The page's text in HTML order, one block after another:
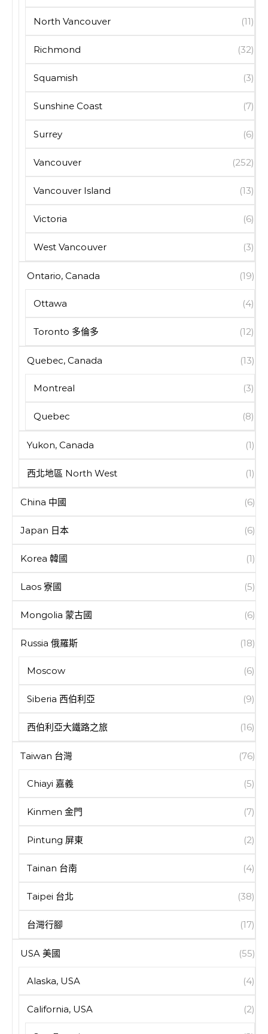
North Vancouver (11)
Richmond (32)
Squamish (3)
Sunshine Coast (7)
Surrey (6)
Vancouver (252)
Vancouver Island (13)
Victoria (6)
West Vancouver (3)
Ontario, Canada (19)
Ottawa (4)
Toronto 多倫多 (12)
Quebec, Canada (13)
Montreal (3)
Quebec (8)
Yukon, Canada (1)
西北地區 North West (1)
China 中國 (6)
Japan 日本 (6)
Korea 韓國 (1)
Laos 寮國 (5)
Mongolia 蒙古國 (6)
Russia 俄羅斯 (18)
Moscow (6)
Siberia 西伯利亞 (9)
西伯利亞大鐵路之旅 (16)
Taiwan 台灣 (76)
Chiayi 嘉義 (5)
Kinmen 金門 (7)
Pintung 屏東 (2)
Tainan 台南 (4)
Taipei 台北 (38)
台灣行腳 (17)
USA 美國 (55)
Alaska, USA (4)
California, USA (2)